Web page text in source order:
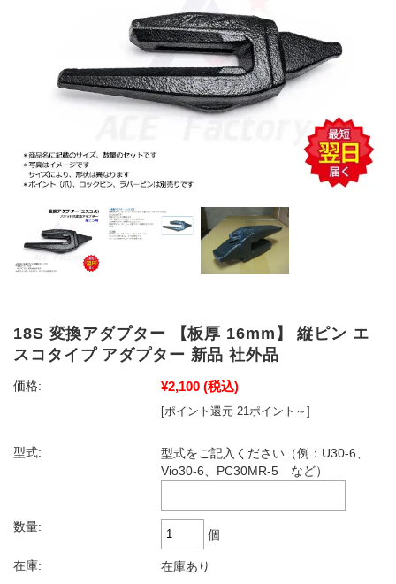
18S 変換アダプター 【板厚 16mm】 縦ピン エ
スコタイプ アダプター 新品 社外品
価格: ¥2,100 (税込)
[ポイント還元 21ポイント～]
型式:
型式をご記入ください（例：U30-6、
Vio30-6、PC30MR-5 など）
数量:
個
在庫: 在庫あり